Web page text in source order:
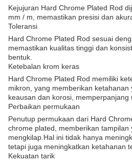
Kejujuran Hard Chrome Plated Rod
mm / m, memastikan presisi dan
Toleransi
Hard Chrome Plated Rod sesuai
memastikan kualitas tinggi dan
bentuk.
Ketebalan krom keras
Hard Chrome Plated Rod memiliki
mikron, yang memberikan
keausan dan korosi, memperpanjang
Perbaikan permukaan
Penutup permukaan dari Hard
chrome plated, memberikan tampilan
mengkilap.Hal ini tidak hanya
tetapi juga meningkatkan ketahanan
Kekuatan tarik